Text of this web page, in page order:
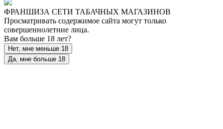
ФРАНШИЗА СЕТИ ТАБАЧНЫХ МАГАЗИНОВ
Просматривать содержимое сайта могут только
совершеннолетние лица.
Вам больше 18 лет?
Нет, мне меньше 18
Да, мне больше 18